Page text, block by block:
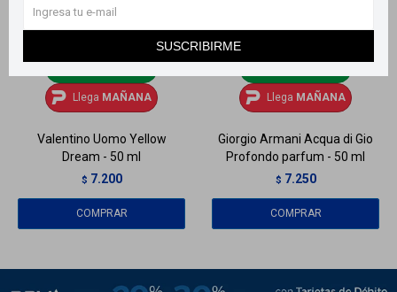
SUSCRIBIRME
Llega MAÑANA
Valentino Uomo Yellow
Dream - 50 ml
$ 7.200
Llega MAÑANA
Giorgio Armani Acqua di Gio
Profondo parfum - 50 ml
$ 7.250